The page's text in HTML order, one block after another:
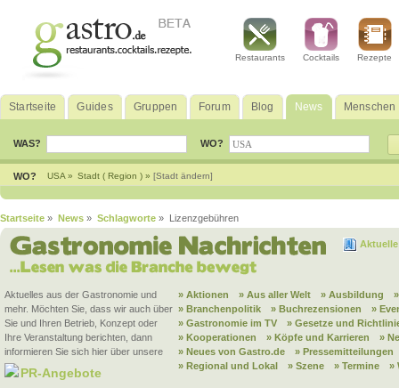
Restaurants Cocktails Rezepte
Startseite Guides Gruppen Forum Blog News Menschen
WAS? WO?
WO? USA » Stadt ( Region ) » [Stadt ändern]
Startseite » News » Schlagworte » Lizenzgebühren
Aktuelles aus der Gastronomie und
mehr. Möchten Sie, dass wir auch über
Sie und Ihren Betrieb, Konzept oder
Ihre Veranstaltung berichten, dann
informieren Sie sich hier über unsere
PR-Angebote
» Aktionen » Aus aller Welt » Ausbildung
» Branchenpolitik
» Buchrezensionen
»
» Gastronomie im TV
» Gesetze und
» Kooperationen
» Köpfe und Karrieren
»
» Neues von Gastro.de
» Pressemitteilungen
» Regional und Lokal
» Szene » Termine »